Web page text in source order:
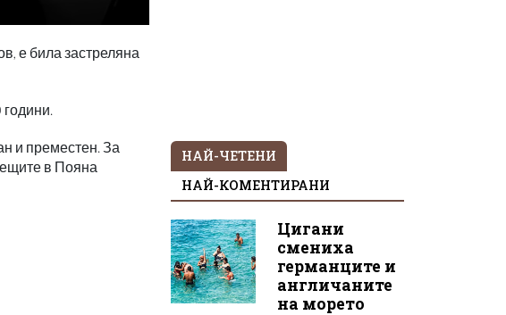
е била застреляна
и преместен. За
в Пояна
НАЙ-ЧЕТЕНИ
НАЙ-КОМЕНТИРАНИ
Цигани
смениха
германците и
англичаните
на морето